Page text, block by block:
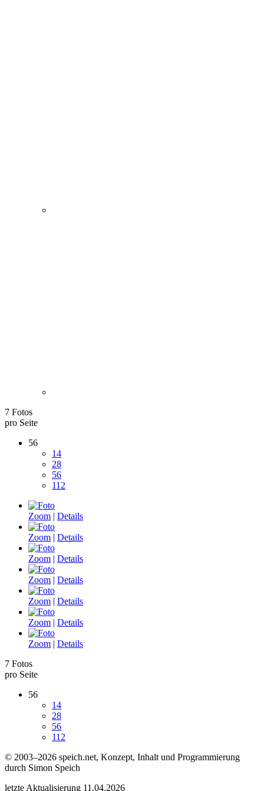
7 Fotos
pro Seite
56
14
28
56
112
Zoom | Details
Zoom | Details
Zoom | Details
Zoom | Details
Zoom | Details
Zoom | Details
Zoom | Details
7 Fotos
pro Seite
56
14
28
56
112
© 2003–2026 speich.net, Konzept, Inhalt und Programmierung
durch Simon Speich
letzte Aktualisierung 11.04.2026